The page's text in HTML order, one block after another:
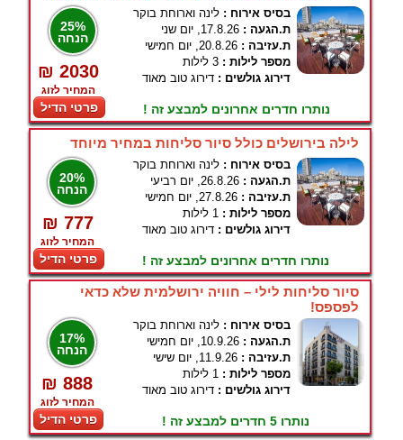
25%
הנחה
₪ 2030
המחיר לזוג
פרטי הדיל
בסיס אירוח : לינה וארוחת בוקר
ת.הגעה : 17.8.26, יום שני
ת.עזיבה : 20.8.26, יום חמישי
מספר לילות : 3 לילות
דירוג גולשים : דירוג טוב מאוד
נותרו חדרים אחרונים למבצע זה !
לילה בירושלים כולל סיור סליחות במחיר מיוחד
20%
הנחה
₪ 777
המחיר לזוג
פרטי הדיל
בסיס אירוח : לינה וארוחת בוקר
ת.הגעה : 26.8.26, יום רביעי
ת.עזיבה : 27.8.26, יום חמישי
מספר לילות : 1 לילות
דירוג גולשים : דירוג טוב מאוד
נותרו חדרים אחרונים למבצע זה !
סיור סליחות לילי – חוויה ירושלמית שלא כדאי
לפספס!
17%
הנחה
₪ 888
המחיר לזוג
פרטי הדיל
בסיס אירוח : לינה וארוחת בוקר
ת.הגעה : 10.9.26, יום חמישי
ת.עזיבה : 11.9.26, יום שישי
מספר לילות : 1 לילות
דירוג גולשים : דירוג טוב מאוד
נותרו 5 חדרים למבצע זה !